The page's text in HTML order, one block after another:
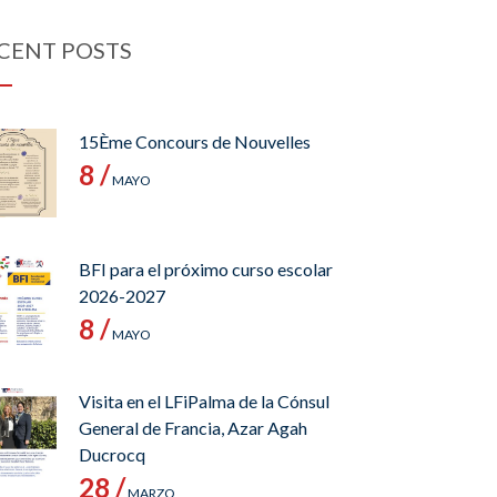
POSTS
15Ème Concours de Nouvelles
8 /MAYO
BFI para el próximo curso escolar
2026-2027
8 /MAYO
Visita en el LFiPalma de la Cónsul
General de Francia, Azar Agah
Ducrocq
28 /MARZO